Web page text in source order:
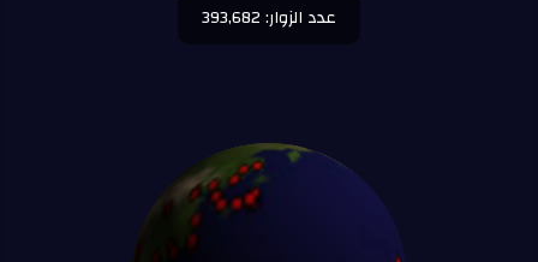
عدد الزوار: 393,682